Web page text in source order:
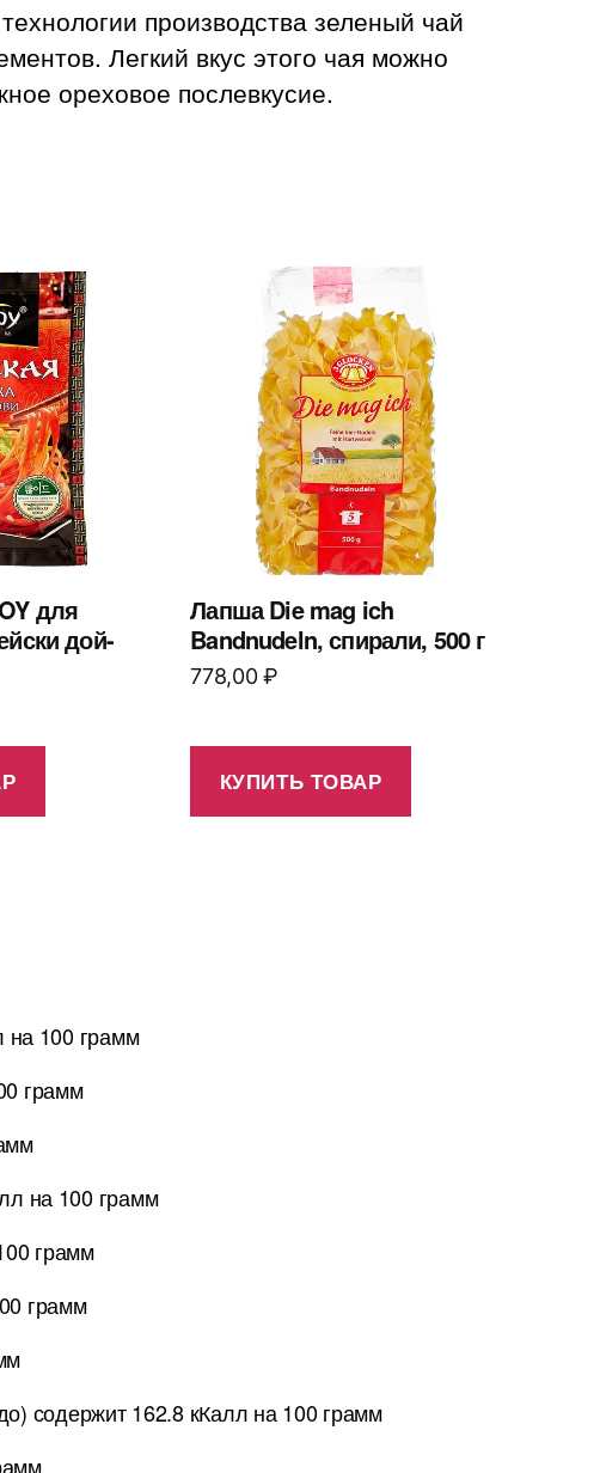
производства зеленый чай
Легкий вкус этого чая можно
ореховое послевкусие.
для
дой-
Лапша Die mag ich
Bandnudeln, спирали, 500 г
778,00₽
КУПИТЬ ТОВАР
на 100 грамм
грамм
на 100 грамм
грамм
грамм
содержит 162.8 кКалл на 100 грамм